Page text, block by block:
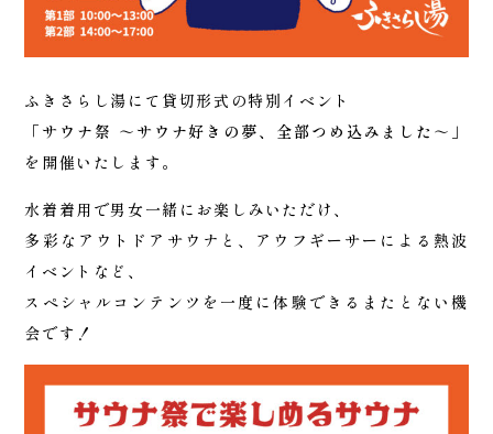
ふきさらし湯にて貸切形式の特別イベント
「サウナ祭 ～サウナ好きの夢、全部つめ込みました～」
を開催いたします。
水着着用で男女一緒にお楽しみいただけ、
多彩なアウトドアサウナと、アウフギーサーによる熱波
イベントなど、
スペシャルコンテンツを一度に体験できるまたとない機
会です！